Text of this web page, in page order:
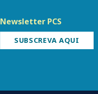
Newsletter PCS
SUBSCREVA AQUI